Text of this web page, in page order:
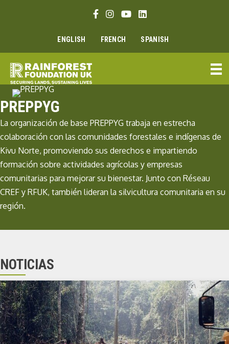
Enlace Facebook
Enlace Instagram
Enlace Youtube
Linkedin link
ENGLISH FRENCH SPANISH
PREPPYG
La organización de base PREPPYG trabaja en estrecha
colaboración con las comunidades forestales e indígenas de
Kivu Norte, promoviendo sus derechos e impartiendo
formación sobre actividades agrícolas y empresas
comunitarias para mejorar su bienestar. Junto con Réseau
CREF y RFUK, también lideran la silvicultura comunitaria en su
región.
NOTICIAS